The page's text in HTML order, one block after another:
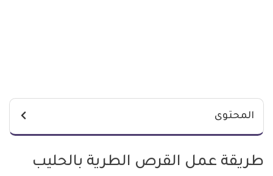
المحتوى
طريقة عمل القرص الطرية بالحليب